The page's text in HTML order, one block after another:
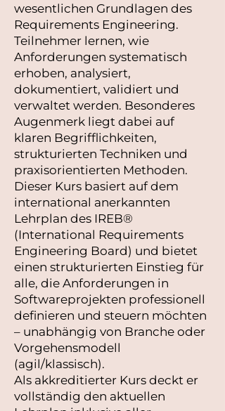
wesentlichen Grundlagen des
Requirements Engineering.
Teilnehmer lernen, wie
Anforderungen systematisch
erhoben, analysiert,
dokumentiert, validiert und
verwaltet werden. Besonderes
Augenmerk liegt dabei auf
klaren Begrifflichkeiten,
strukturierten Techniken und
praxisorientierten Methoden.
Dieser Kurs basiert auf dem
international anerkannten
Lehrplan des IREB®
(International Requirements
Engineering Board) und bietet
einen strukturierten Einstieg für
alle, die Anforderungen in
Softwareprojekten professionell
definieren und steuern möchten
– unabhängig von Branche oder
Vorgehensmodell
(agil/klassisch).
Als akkreditierter Kurs deckt er
vollständig den aktuellen